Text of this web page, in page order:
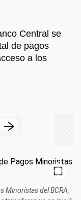
Central se
de pagos
a los
Minoristas del BCRA,